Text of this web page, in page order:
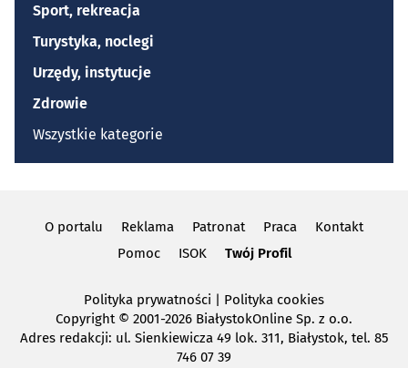
Sport, rekreacja
Turystyka, noclegi
Urzędy, instytucje
Zdrowie
Wszystkie kategorie
O portalu Reklama Patronat Praca
Kontakt
Pomoc
ISOK Twój Profil
Polityka prywatności | Polityka cookies
Copyright © 2001-2026 BiałystokOnline Sp. z o.o.
Adres redakcji: ul. Sienkiewicza 49 lok. 311, Białystok, tel. 85
746 07 39